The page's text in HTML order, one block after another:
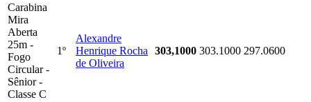
Carabina
Mira
Aberta
25m -
Fogo
Circular -
Sênior -
Classe C
1º
Alexandre
Henrique Rocha
de Oliveira
303,1000 303.1000 297.0600